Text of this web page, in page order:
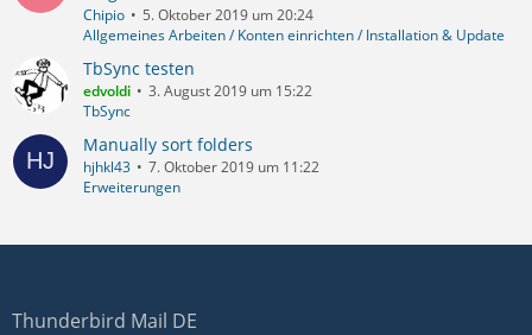
Chipio
5. Oktober 2019 um 20:24
Allgemeines Arbeiten / Konten einrichten / Installation & Update
TbSync testen
edvoldi
3. August 2019 um 15:22
TbSync
Manually sort folders
hjhkl43
7. Oktober 2019 um 11:22
Erweiterungen
Thunderbird Mail DE